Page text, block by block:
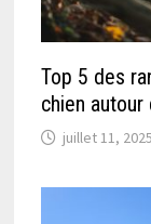
Top 5 des
chien autour
juillet 11, 2025